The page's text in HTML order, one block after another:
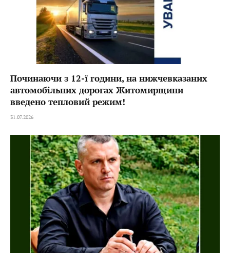
Починаючи з 12-ї години, на нижчевказаних
автомобільних дорогах Житомирщини
введено тепловий режим!
31.07.2026